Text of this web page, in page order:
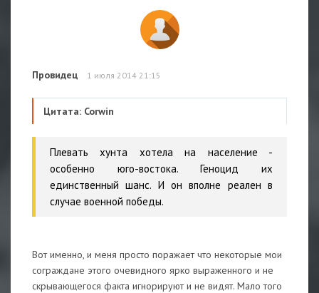
Провидец 1 июля 2014 21:15
Цитата: Corwin
Плевать хунта хотела на население -
особенно юго-востока. Геноцид их
единственный шанс. И он вполне реален в
случае военной победы.
Вот именно, и меня просто поражает что некоторые мои
сограждане этого очевидного ярко выраженного и не
скрывающегося факта игнорируют и не видят. Мало того